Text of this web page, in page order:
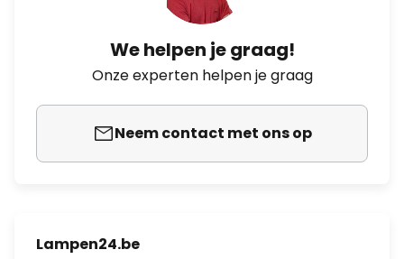
We helpen je graag!
Onze experten helpen je graag
Neem contact met ons op
Lampen24.be